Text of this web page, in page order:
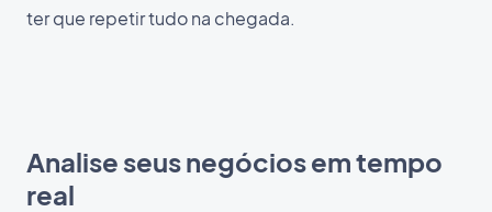
ter que repetir tudo na chegada.
Analise seus negócios em tempo
real